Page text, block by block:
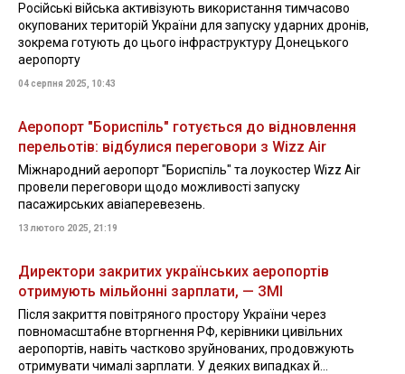
Російські війська активізують використання тимчасово
окупованих територій України для запуску ударних дронів,
зокрема готують до цього інфраструктуру Донецького
аеропорту
04 серпня 2025, 10:43
Аеропорт "Бориспіль" готується до відновлення
перельотів: відбулися переговори з Wizz Air
Міжнародний аеропорт "Бориспіль" та лоукостер Wizz Air
провели переговори щодо можливості запуску
пасажирських авіаперевезень.
13 лютого 2025, 21:19
Директори закритих українських аеропортів
отримують мільйонні зарплати, — ЗМІ
Після закриття повітряного простору України через
повномасштабне вторгнення РФ, керівники цивільних
аеропортів, навіть частково зруйнованих, продовжують
отримувати чималі зарплати. У деяких випадках й...